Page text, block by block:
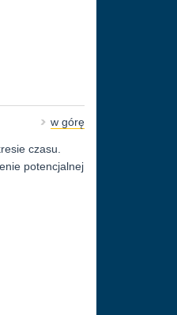
w górę
czasu.
potencjalnej